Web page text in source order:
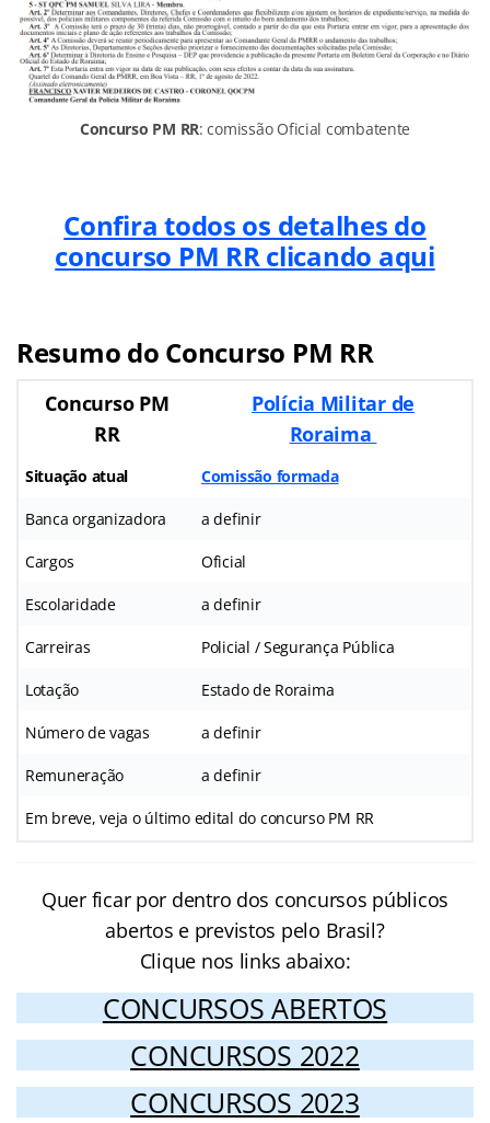
Concurso PM RR: comissão Oficial combatente
Confira todos os detalhes do
concurso PM RR clicando aqui
Resumo do Concurso PM RR
Concurso PM
RR
Polícia Militar de
Roraima
Situação atual Comissão formada
Banca organizadora a definir
Cargos Oficial
Escolaridade a definir
Carreiras Policial / Segurança Pública
Lotação Estado de Roraima
Número de vagas a definir
Remuneração a definir
Em breve, veja o último edital do concurso PM RR
Quer ficar por dentro dos concursos públicos
abertos e previstos pelo Brasil?
Clique nos links abaixo:
CONCURSOS ABERTOS
CONCURSOS 2022
CONCURSOS 2023